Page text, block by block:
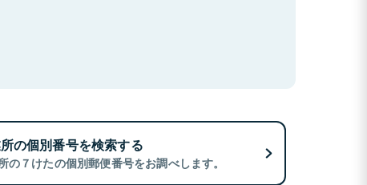
の個別番号を検索する
の７けたの個別郵便番号をお調べします。